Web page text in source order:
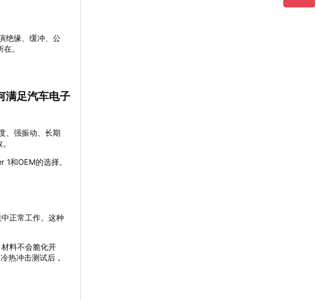
绝缘、缓冲、公
。
满足汽车电子
、强振动、长期
和OEM的选择。
正常工作。这种
料不会脆化开
冲击测试后，